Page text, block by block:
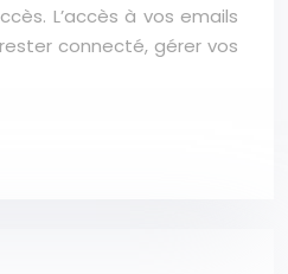
L’accès à vos emails
connecté, gérer vos